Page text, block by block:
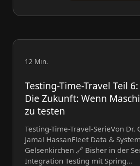
12 Min.
Testing-Time-Travel Teil
Die Zukunft: Wenn
zu testen
Testing-Time-Travel-SerieVon Dr.
Jamal HassanFleet Data &
Gelsenkirchen 🔗 Bisher in der
Integration Testing mit Spring…